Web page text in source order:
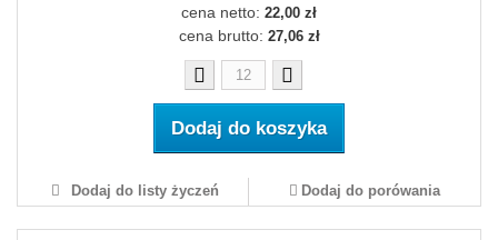
cena netto: 22,00 zł
cena brutto: 27,06 zł
Dodaj do koszyka
Dodaj do listy życzeń Dodaj do porówania